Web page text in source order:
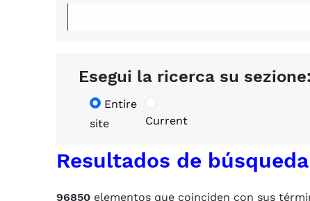
Esegui la ricerca su sezione:
Entire
site
Current
Resultados de búsqueda
96850 elementos que coinciden con sus